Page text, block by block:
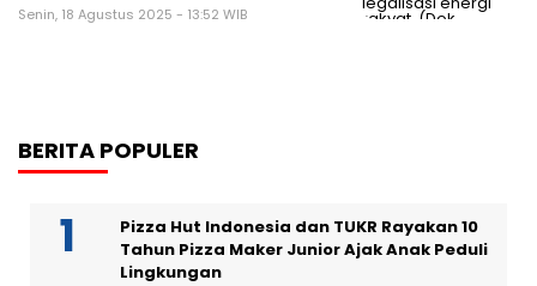
Senin, 18 Agustus 2025 - 13:52 WIB
BERITA POPULER
Pizza Hut Indonesia dan TUKR Rayakan 10
Tahun Pizza Maker Junior Ajak Anak Peduli
Lingkungan